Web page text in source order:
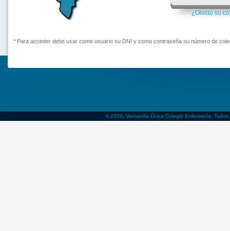
¿Olvidó su
* Para acceder debe usar como usuario su DNI y como contraseña su número de
© 2026, Ventanilla Única Colegio Enfermería.